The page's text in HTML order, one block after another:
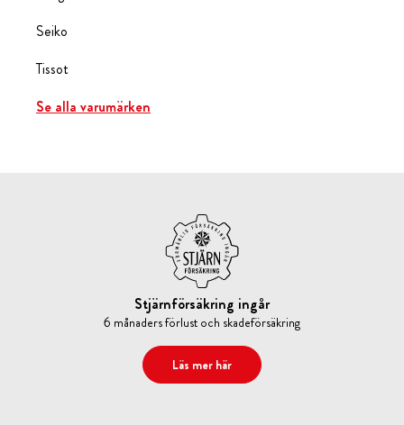
Seiko
Tissot
Se alla varumärken
Stjärnförsäkring ingår
6 månaders förlust och skadeförsäkring
Läs mer här